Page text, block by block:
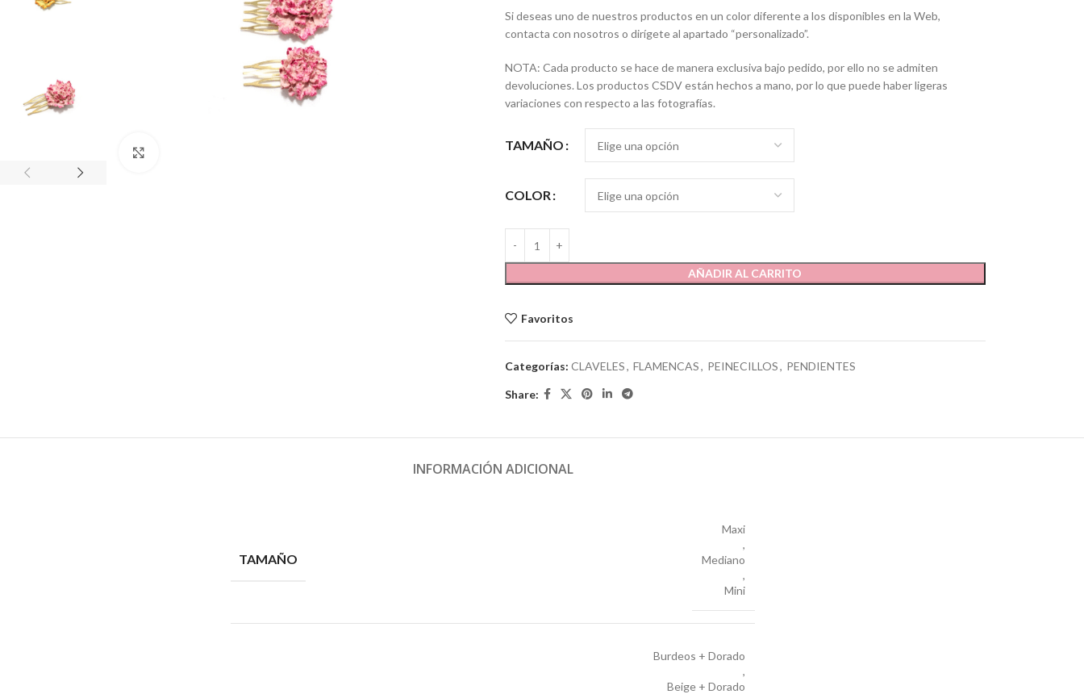
Si deseas uno de nuestros productos en un color diferente a los disponibles en la Web,
contacta con nosotros o dirígete al apartado “personalizado”.
NOTA: Cada producto se hace de manera exclusiva bajo pedido, por ello no se admiten
devoluciones. Los productos CSDV están hechos a mano, por lo que puede haber ligeras
variaciones con respecto a las fotografías.
TAMAÑO
COLOR
AÑADIR AL CARRITO
Favoritos
Categorías: CLAVELES, FLAMENCAS, PEINECILLOS, PENDIENTES
Share:
INFORMACIÓN ADICIONAL
TAMAÑO
Maxi
,
Mediano
,
Mini
Burdeos + Dorado
,
Beige + Dorado